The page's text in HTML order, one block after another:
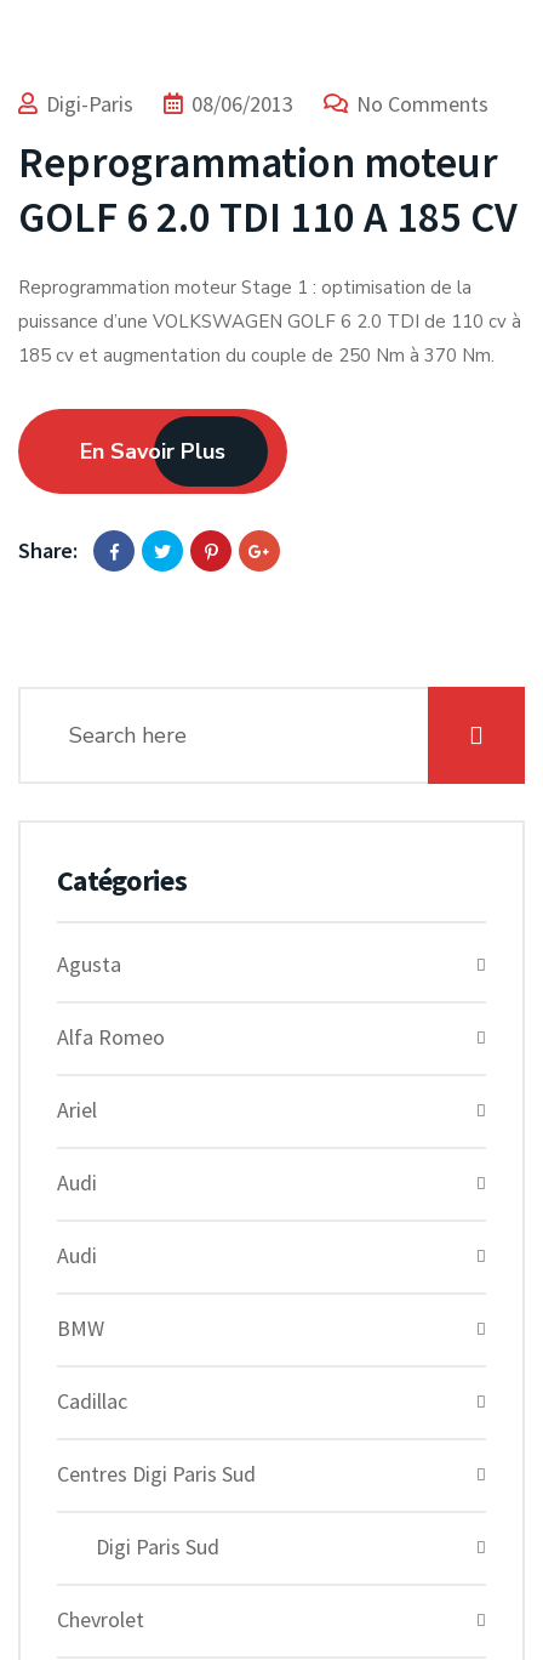
Digi-Paris 08/06/2013 No Comments
Reprogrammation moteur
GOLF 6 2.0 TDI 110 A 185 CV
Reprogrammation moteur Stage 1 : optimisation de la
puissance d’une VOLKSWAGEN GOLF 6 2.0 TDI de 110 cv à
185 cv et augmentation du couple de 250 Nm à 370 Nm.
En Savoir Plus
Share:
Catégories
Agusta
Alfa Romeo
Ariel
Audi
Audi
BMW
Cadillac
Centres Digi Paris Sud
Digi Paris Sud
Chevrolet